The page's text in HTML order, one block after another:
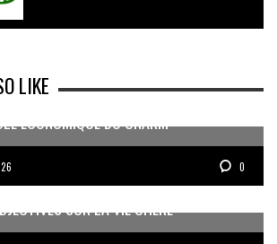
LIKE
ÉCONOMIQUE DU CNARM
0
SUR LA VIE CHÈRE